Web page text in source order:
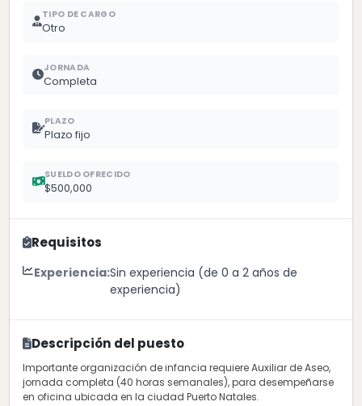
TIPO DE CARGO
Otro
JORNADA
Completa
PLAZO
Plazo fijo
SUELDO OFRECIDO
$500,000
Requisitos
Experiencia:Sin experiencia (de 0 a 2 años de
experiencia)
Descripción del puesto
Importante organización de infancia requiere Auxiliar de Aseo,
jornada completa (40 horas semanales), para desempeñarse
en oficina ubicada en la ciudad Puerto Natales.